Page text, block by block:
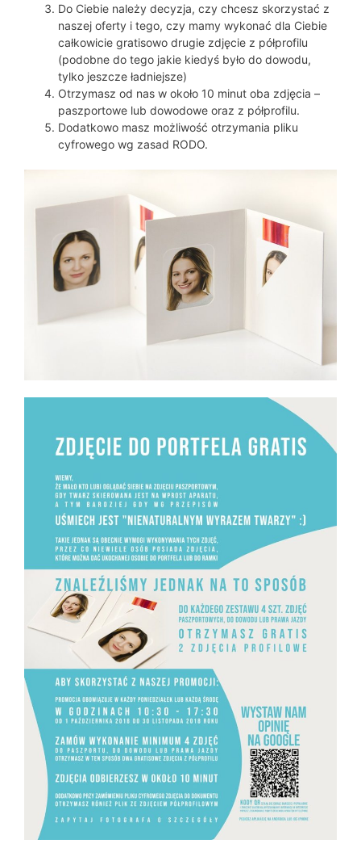
Do Ciebie należy decyzja, czy chcesz skorzystać z
naszej oferty i tego, czy mamy wykonać dla Ciebie
całkowicie gratisowo drugie zdjęcie z półprofilu
(podobne do tego jakie kiedyś było do dowodu,
tylko jeszcze ładniejsze)
Otrzymasz od nas w około 10 minut oba zdjęcia –
paszportowe lub dowodowe oraz z półprofilu.
Dodatkowo masz możliwość otrzymania pliku
cyfrowego wg zasad RODO.